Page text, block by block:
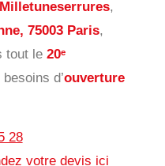
,
75003 Paris,
tout le 20ᵉ
d’ouverture
28
votre devis ici